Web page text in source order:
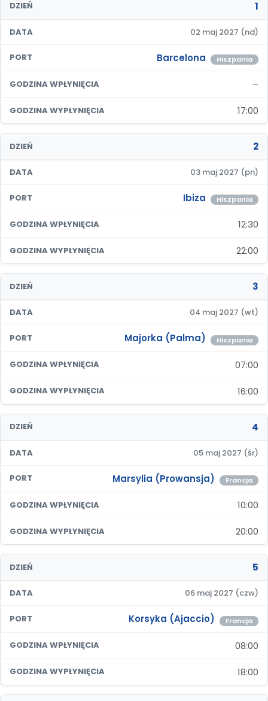
DZIEŃ 1
DATA 02 maj 2027 (nd)
PORT Barcelona Hiszpania
GODZINA WPŁYNIĘCIA –
GODZINA WYPŁYNIĘCIA 17:00
DZIEŃ 2
DATA 03 maj 2027 (pn)
PORT Ibiza Hiszpania
GODZINA WPŁYNIĘCIA 12:30
GODZINA WYPŁYNIĘCIA 22:00
DZIEŃ 3
DATA 04 maj 2027 (wt)
PORT Majorka (Palma) Hiszpania
GODZINA WPŁYNIĘCIA 07:00
GODZINA WYPŁYNIĘCIA 16:00
DZIEŃ 4
DATA 05 maj 2027 (śr)
PORT Marsylia (Prowansja) Francja
GODZINA WPŁYNIĘCIA 10:00
GODZINA WYPŁYNIĘCIA 20:00
DZIEŃ 5
DATA 06 maj 2027 (czw)
PORT Korsyka (Ajaccio) Francja
GODZINA WPŁYNIĘCIA 08:00
GODZINA WYPŁYNIĘCIA 18:00